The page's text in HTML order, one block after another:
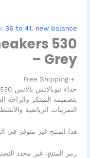
36 to 41, new balance
530
– Grey
+ Free Shipping
بتصميمه المبتكر والراحة
التمرينات الرياضية
هذا المنتج غير متوفر في
رمز المنتج:غير محدد